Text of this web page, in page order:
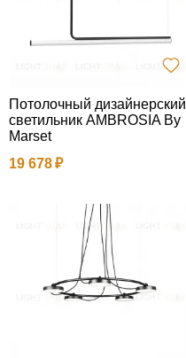
Потолочный дизайнерский
светильник AMBROSIA By
Marset
19 678